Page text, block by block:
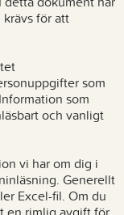
för att
som
som
och vanligt
vi har om dig i
Generellt
Excel-fil. Om du